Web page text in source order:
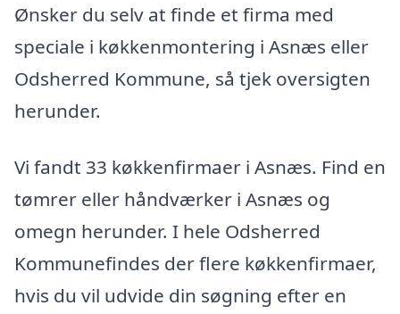
Ønsker du selv at finde et firma med
speciale i køkkenmontering i Asnæs eller
Odsherred Kommune, så tjek oversigten
herunder.
Vi fandt 33 køkkenfirmaer i Asnæs. Find en
tømrer eller håndværker i Asnæs og
omegn herunder. I hele Odsherred
Kommunefindes der flere køkkenfirmaer,
hvis du vil udvide din søgning efter en